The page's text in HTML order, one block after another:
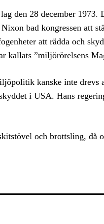
den 28 december
bad kongressen att
att rädda och
kallats ”miljörörelsens
kanske inte drevs
i USA. Hans
och brottsling, då